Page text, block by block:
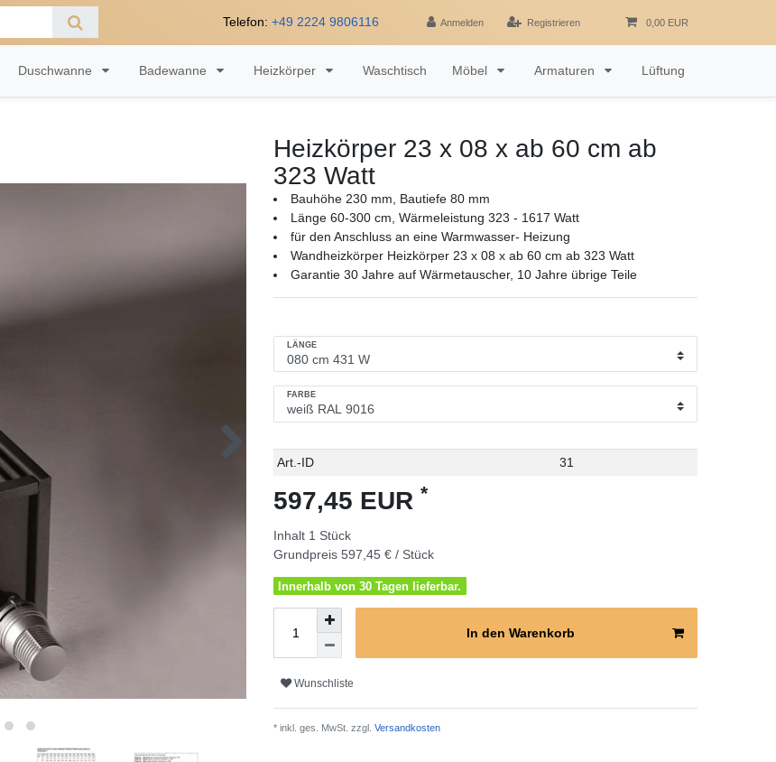
Telefon: +49 2224 9806116 Anmelden Registrieren 0,00 EUR
Duschwanne Badewanne Heizkörper Waschtisch Möbel Armaturen Lüftung
Heizkörper 23 x 08 x ab 60 cm ab
323 Watt
Bauhöhe 230 mm, Bautiefe 80 mm
Länge 60-300 cm, Wärmeleistung 323 - 1617 Watt
für den Anschluss an eine Warmwasser- Heizung
Wandheizkörper Heizkörper 23 x 08 x ab 60 cm ab 323 Watt
Garantie 30 Jahre auf Wärmetauscher, 10 Jahre übrige Teile
LÄNGE
FARBE
Technisches
Wert
Art.-ID 31
597,45 EUR *
Inhalt 1 Stück
Grundpreis 597,45 € / Stück
Innerhalb von 30 Tagen lieferbar.
In den Warenkorb
Wunschliste
* inkl. ges. MwSt. zzgl. Versandkosten